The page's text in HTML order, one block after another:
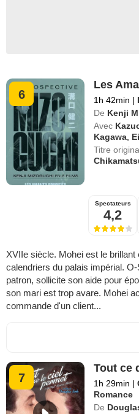
6
Les
1h 42min |
De Kenji
Avec
Kagawa
Titre
Spectateurs
4,2
XVIIe siècle. Mohei est le brillant
calendriers du palais impérial.
patron, sollicite son aide pour
son mari est trop avare. Mohei
commande d'un client...
7
Tout ce
1h 29min |
Romance
De